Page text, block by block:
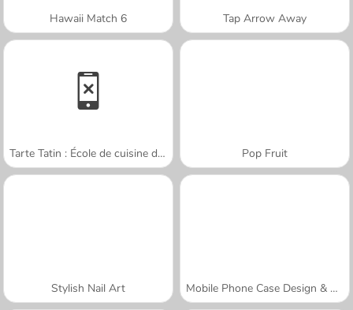
Hawaii Match 6 Tap Arrow Away
Tarte Tatin : École de cuisine de Sara Pop Fruit
Stylish Nail Art Mobile Phone Case Design & DIY